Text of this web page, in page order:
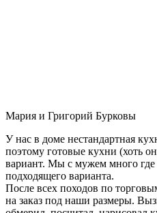
Мария и Григорий Бурковы
У нас в доме нестандартная
поэтому готовые кухни (хоть
вариант. Мы с мужем много
подходящего варианта.
После всех походов по
на заказ под наши размеры.